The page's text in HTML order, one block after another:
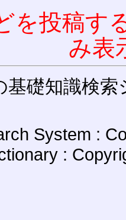
を投稿す
み表
基礎知識検索
System :
: